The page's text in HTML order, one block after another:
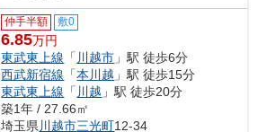
仲手半額 敷0
6.85万円
東武東上線 「 川越市 」駅 徒歩6分
西武新宿線 「本川越 」駅 徒歩15分
東武東上線 「 川越 」駅 徒歩20分
築1年 / 27.66㎡
埼玉県 川越市三光町12-34